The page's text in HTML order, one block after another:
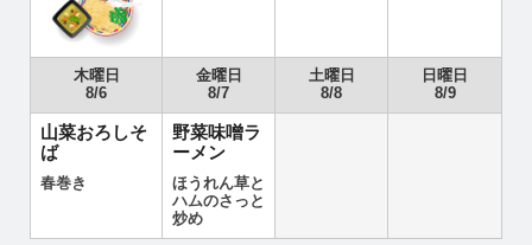
木曜日
8/6
金曜日
8/7
土曜日
8/8
日曜日
8/9
山菜おろしそ
ば
春巻き
野菜味噌ラ
ーメン
ほうれん草と
ハムのさっと
炒め